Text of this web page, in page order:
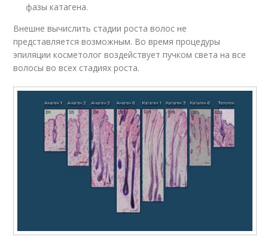
фазы катагена.
Внешне вычислить стадии роста волос не
представляется возможным. Во время процедуры
эпиляции косметолог воздействует пучком света на все
волосы во всех стадиях роста.